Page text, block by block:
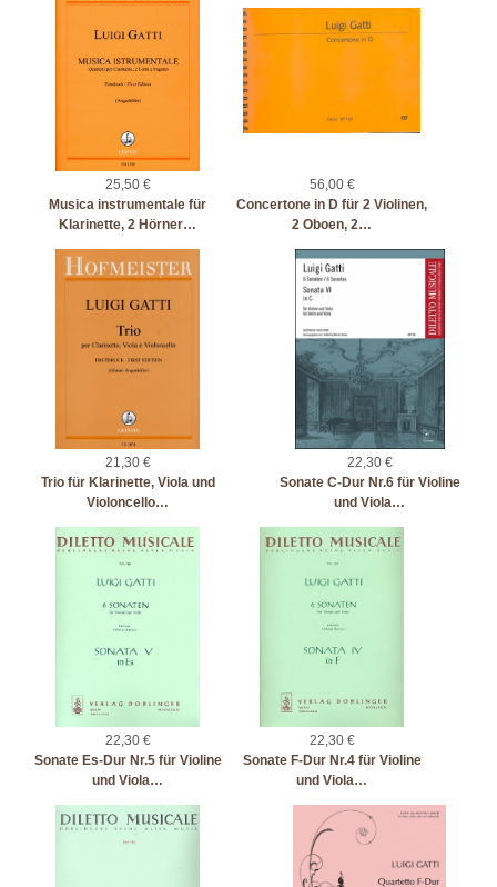
25,50 €
Musica instrumentale für
Klarinette, 2 Hörner…
56,00 €
Concertone in D für 2 Violinen,
2 Oboen, 2…
21,30 €
Trio für Klarinette, Viola und
Violoncello…
22,30 €
Sonate C-Dur Nr.6 für Violine
und Viola…
22,30 €
Sonate Es-Dur Nr.5 für Violine
und Viola…
22,30 €
Sonate F-Dur Nr.4 für Violine
und Viola…